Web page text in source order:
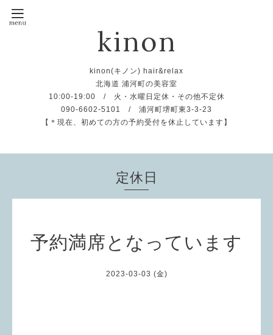
kinon
kinon(キノン) hair&relax
北海道 浦河町の美容室
10:00-19:00 / 火・水曜日定休・その他不定休
090-6602-5101 / 浦河町堺町東3-3-23
【＊現在、初めての方の予約受付を休止しています】
定休日
予約満席となっています
2023-03-03 (金)